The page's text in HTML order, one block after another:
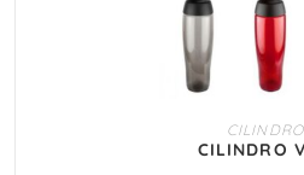
AÑADIR AL
CILINDRO